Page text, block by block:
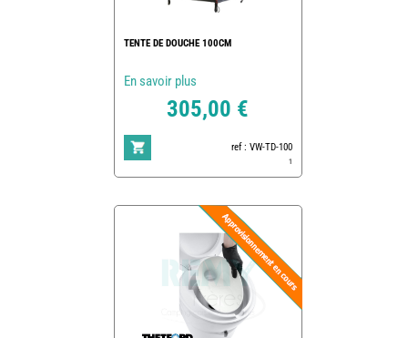
TENTE DE DOUCHE 100CM
En savoir plus
305,00 €
ref : VW-TD-100
1